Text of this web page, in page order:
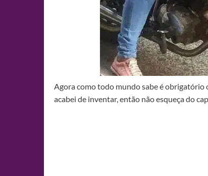
Agora como todo mundo sabe é obrigatório
acabei de inventar, então não esqueça do